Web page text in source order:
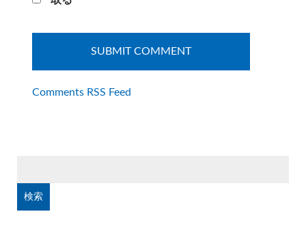
Comments RSS Feed